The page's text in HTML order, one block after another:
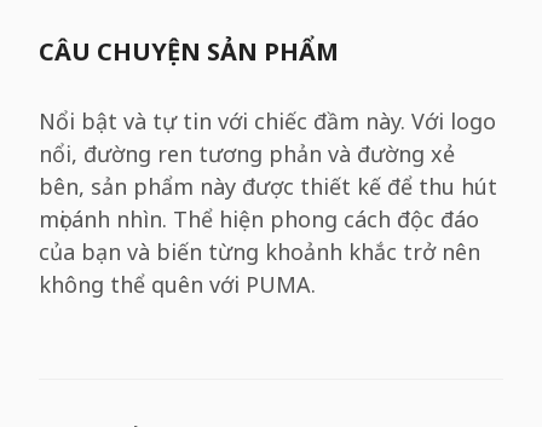
CÂU CHUYỆN SẢN PHẨM
Nổi bật và tự tin với chiếc đầm này. Với logo
nổi, đường ren tương phản và đường xẻ
bên, sản phẩm này được thiết kế để thu hút
mọi ánh nhìn. Thể hiện phong cách độc đáo
của bạn và biến từng khoảnh khắc trở nên
không thể quên với PUMA.